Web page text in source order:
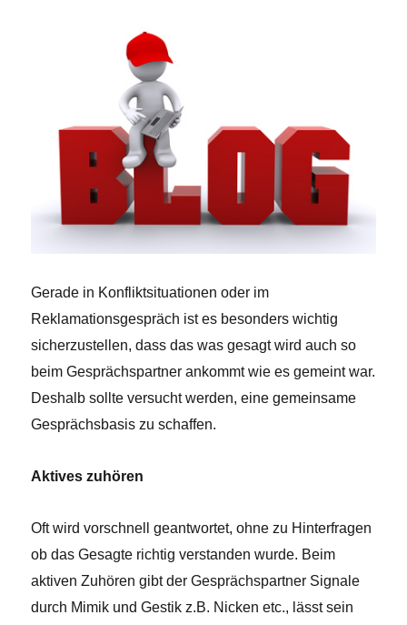
Gerade in Konfliktsituationen oder im
Reklamationsgespräch ist es besonders wichtig
sicherzustellen, dass das was gesagt wird auch so
beim Gesprächspartner ankommt wie es gemeint war.
Deshalb sollte versucht werden, eine gemeinsame
Gesprächsbasis zu schaffen.
Aktives zuhören
Oft wird vorschnell geantwortet, ohne zu Hinterfragen
ob das Gesagte richtig verstanden wurde. Beim
aktiven Zuhören gibt der Gesprächspartner Signale
durch Mimik und Gestik z.B. Nicken etc., lässt sein